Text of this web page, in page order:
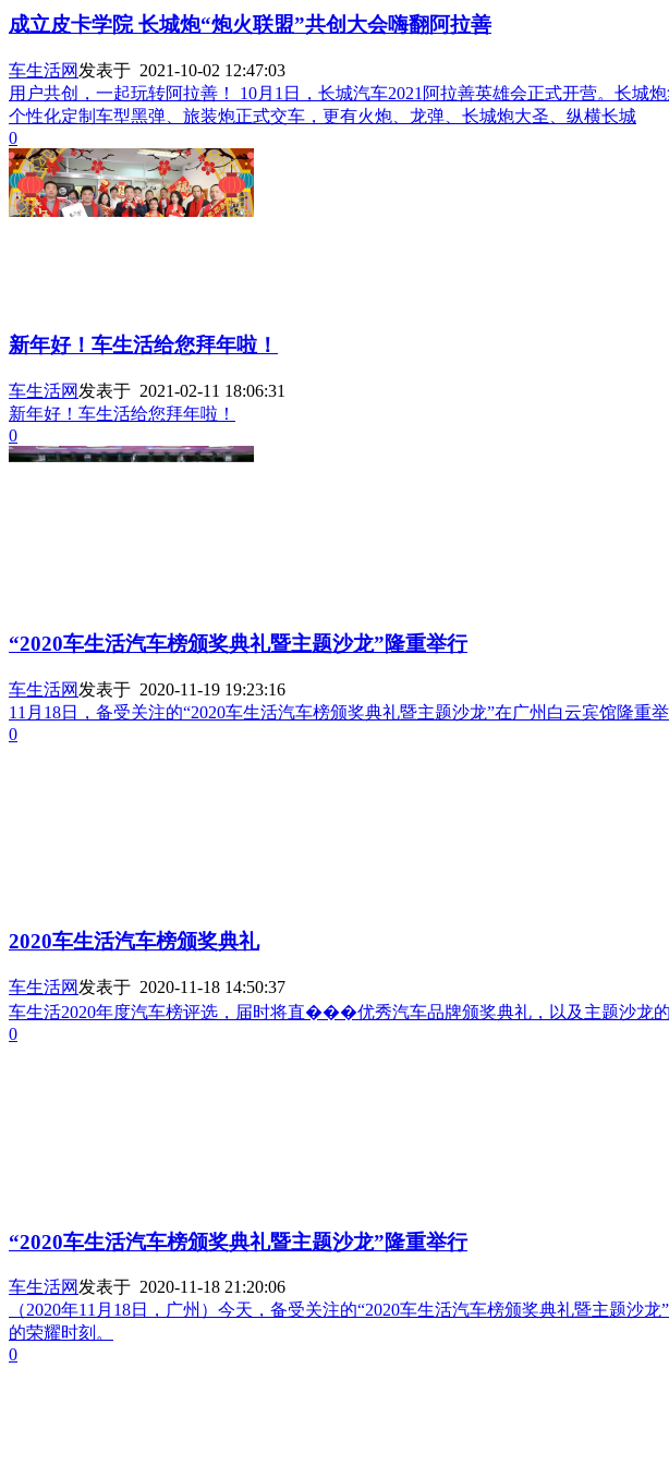
成立皮卡学院 长城炮“炮火联盟”共创大会嗨翻阿拉善
车生活网 发表于 2021-10-02 12:47:03
用户共创，一起玩转阿拉善！ 10月1日，长城汽车2021阿拉善英雄会正式开营。长城
个性化定制车型黑弹、旅装炮正式交车，更有火炮、龙弹、长城炮大圣、纵横长城
0
新年好！车生活给您拜年啦！
车生活网 发表于 2021-02-11 18:06:31
新年好！车生活给您拜年啦！
0
“2020车生活汽车榜颁奖典礼暨主题沙龙”隆重举行
车生活网 发表于 2020-11-19 19:23:16
11月18日，备受关注的“2020车生活汽车榜颁奖典礼暨主题沙龙”在广州白云宾馆隆
0
2020车生活汽车榜颁奖典礼
车生活网 发表于 2020-11-18 14:50:37
车生活2020年度汽车榜评选，届时将直���优秀汽车品牌颁奖典礼，以及主题沙龙的
0
“2020车生活汽车榜颁奖典礼暨主题沙龙”隆重举行
车生活网发表于 2020-11-18 21:20:06
（2020年11月18日，广州）今天，备受关注的“2020车生活汽车榜颁奖典礼暨主题
的荣耀时刻。
0